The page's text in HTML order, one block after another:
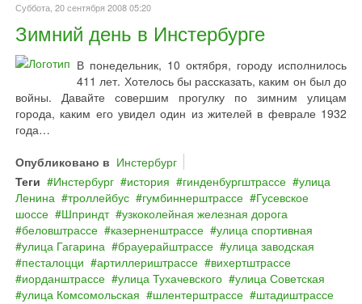
Суббота, 20 сентября 2008 05:20
Зимний день в Инстербурге
В понедельник, 10 октября, городу исполнилось
411 лет. Хотелось бы рассказать, каким он был до
войны. Давайте совершим прогулку по зимним улицам
города, каким его увидел один из жителей в феврале 1932
года…
Опубликовано в Инстербург
Теги
Инстербург история гинденбургштрассе
улица
Ленина
троллейбус гумбиннерштрассе
Гусевское
шоссе
Шприндт
узкоколейная железная дорога
беловштрассе
казерненштрассе
улица спортивная
улица Гагарина
брауерайштрассе
улица заводская
песталоцци
артиллериштрассе
вихертштрассе
иорданштрассе
улица Тухачевского
улица Советская
улица Комсомольская
шлентерштрассе
штадиштрассе